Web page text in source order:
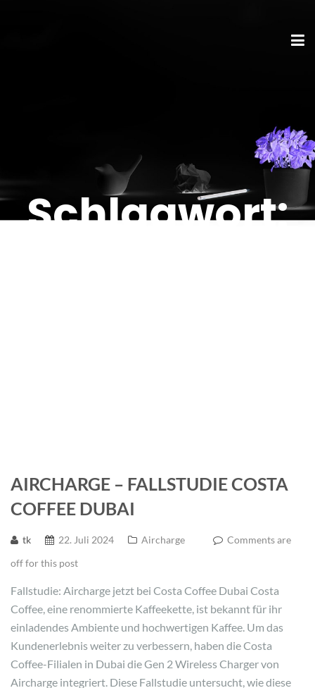
Schlagwort:
AIRCHARGE – FALLSTUDIE COSTA
COFFEE DUBAI
tk 22. Juli 2024 Aircharge
Comments are
off for this post
Fallstudie: Aircharge jetzt bei Costa Coffee Dubai Costa
Coffee, eine renommierte Kaffeekette, ist bekannt für ihr
einladendes Ambiente und hochwertigen Kaffee. Um das
Kundenerlebnis weiter zu verbessern, haben die Costa
Coffee-Filialen in Dubai die Gen 2 Wireless Charger von
Aircharge integriert. Diese Fallstudie untersucht, wie diese